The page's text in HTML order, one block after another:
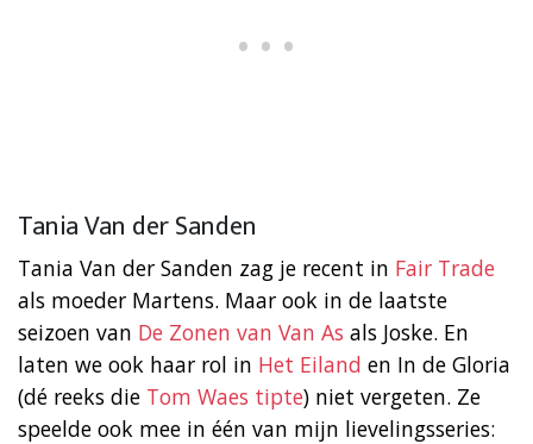
Tania Van der Sanden
Tania Van der Sanden zag je recent in Fair Trade
als moeder Martens. Maar ook in de laatste
seizoen van De Zonen van Van As als Joske. En
laten we ook haar rol in Het Eiland en In de Gloria
(dé reeks die Tom Waes tipte) niet vergeten. Ze
speelde ook mee in één van mijn lievelingsseries: